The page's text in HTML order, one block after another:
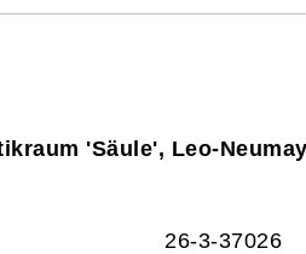
'Säule', Leo-
26-3-37026